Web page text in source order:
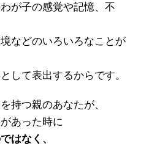
が子の感覚や記憶、不
などのいろいろなことが
して表出するからです。
持つ親のあなたが、
あった時に
はなく、